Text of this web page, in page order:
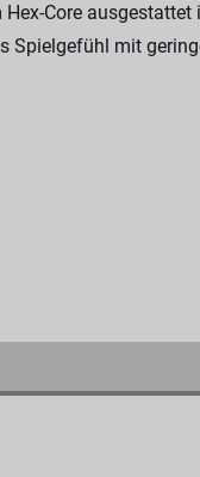
Core ausgestattet
Spielgefühl mit